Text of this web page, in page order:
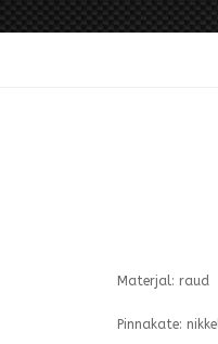
Materjal: raud
Pinnakate: